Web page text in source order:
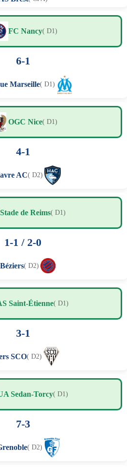
FC Nancy( D1)
6-1
Marseille( D1)
OGC Nice( D1)
4-1
AC( D2)
Stade de Reims( D1)
1-1 / 2-0
( D2)
Saint-Étienne( D1)
3-1
SCO( D2)
Sedan-Torcy( D1)
7-3
( D2)